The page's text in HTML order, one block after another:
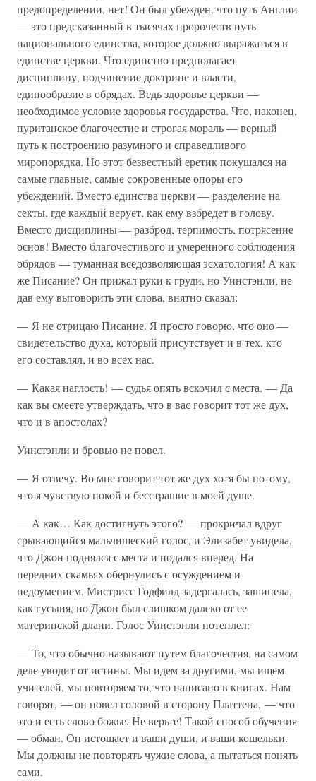
предопределении, нет! Он был убежден, что путь Англии
— это предсказанный в тысячах пророчеств путь
национального единства, которое должно выражаться в
единстве церкви. Что единство предполагает
дисциплину, подчинение доктрине и власти,
единообразие в обрядах. Ведь здоровье церкви —
необходимое условие здоровья государства. Что, наконец,
пуританское благочестие и строгая мораль — верный
путь к построению разумного и справедливого
миропорядка. Но этот безвестный еретик покушался на
самые главные, самые сокровенные опоры его
убеждений. Вместо единства церкви — разделение на
секты, где каждый верует, как ему взбредет в голову.
Вместо дисциплины — разброд, терпимость, потрясение
основ! Вместо благочестивого и умеренного соблюдения
обрядов — туманная вседозволяющая эсхатология! А как
же Писание? Он прижал руки к груди, но Уинстэнли, не
дав ему выговорить эти слова, внятно сказал:
— Я не отрицаю Писание. Я просто говорю, что оно —
свидетельство духа, который присутствует и в тех, кто
его составлял, и во всех нас.
— Какая наглость! — судья опять вскочил с места. — Да
как вы смеете утверждать, что в вас говорит тот же дух,
что и в апостолах?
Уинстэнли и бровью не повел.
— Я отвечу. Во мне говорит тот же дух хотя бы потому,
что я чувствую покой и бесстрашие в моей душе.
— А как… Как достигнуть этого? — прокричал вдруг
срывающийся мальчишеский голос, и Элизабет увидела,
что Джон поднялся с места и подался вперед. На
передних скамьях обернулись с осуждением и
недоумением. Мистрисс Годфилд задергалась, зашипела,
как гусыня, но Джон был слишком далеко от ее
материнской длани. Голос Уинстэнли потеплел:
— То, что обычно называют путем благочестия, на самом
деле уводит от истины. Мы идем за другими, мы ищем
учителей, мы повторяем то, что написано в книгах. Нам
говорят, — он повел головой в сторону Платтена, — что
это и есть слово божье. Не верьте! Такой способ обучения
— обман. Он истощает и ваши души, и ваши кошельки.
Мы должны не повторять чужие слова, а пытаться понять
сами.